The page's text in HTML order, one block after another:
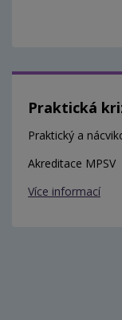
Praktická
Praktický a
Akreditace MPSV
Více informací